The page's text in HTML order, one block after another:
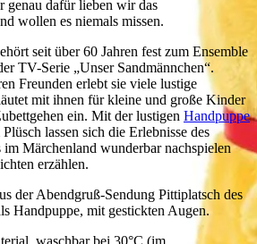
genau dafür lieben wir das
wollen es niemals missen.
seit über 60 Jahren fest zum Ensemble
TV-Serie „Unser Sandmännchen“.
Freunden erlebt sie viele lustige
mit ihnen für kleine und große Kinder
ein. Mit der lustigen Handpuppe
lassen sich die Erlebnisse des
im Märchenland wunderbar nachspielen
erzählen.
der Abendgruß-Sendung Pittiplatsch des
Handpuppe, mit gestickten Augen.
waschbar bei 30°C (im